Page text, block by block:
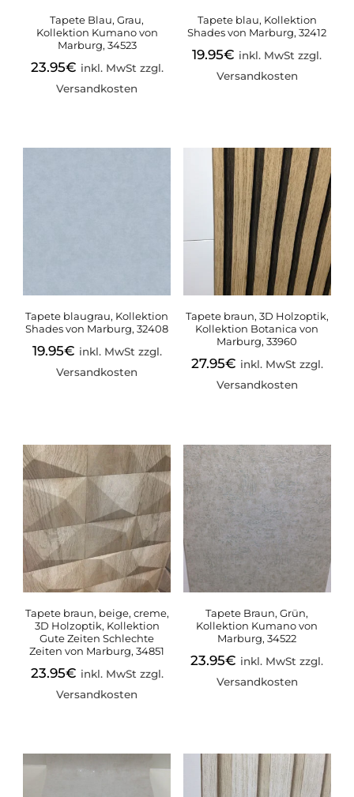
Tapete Blau, Grau,
Kollektion Kumano von
Marburg, 34523
23.95€ inkl. MwSt zzgl.
Versandkosten
Tapete blau, Kollektion
Shades von Marburg, 32412
19.95€ inkl. MwSt zzgl.
Versandkosten
Tapete blaugrau, Kollektion
Shades von Marburg, 32408
19.95€ inkl. MwSt zzgl.
Versandkosten
Tapete braun, 3D Holzoptik,
Kollektion Botanica von
Marburg, 33960
27.95€ inkl. MwSt zzgl.
Versandkosten
Tapete braun, beige, creme,
3D Holzoptik, Kollektion
Gute Zeiten Schlechte
Zeiten von Marburg, 34851
23.95€ inkl. MwSt zzgl.
Versandkosten
Tapete Braun, Grün,
Kollektion Kumano von
Marburg, 34522
23.95€ inkl. MwSt zzgl.
Versandkosten